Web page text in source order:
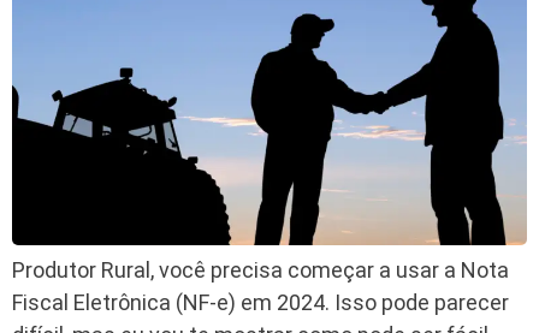
Produtor Rural, você precisa começar a usar a Nota
Fiscal Eletrônica (NF-e) em 2024. Isso pode parecer